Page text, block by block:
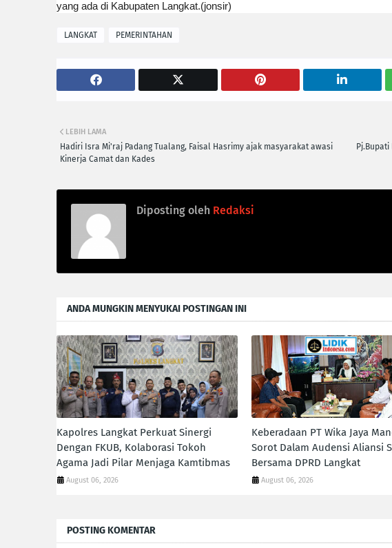
yang ada di Kabupaten Langkat.(jonsir)
LANGKAT PEMERINTAHAN
LEBIH LAMA
Hadiri Isra Mi'raj Padang Tualang, Faisal Hasrimy ajak masyarakat awasi
Kinerja Camat dan Kades
Diposting oleh Redaksi
ANDA MUNGKIN MENYUKAI POSTINGAN INI
Kapolres Langkat Perkuat Sinergi
Dengan FKUB, Kolaborasi Tokoh
Agama Jadi Pilar Menjaga Kamtibmas
August 06, 2026
Keberadaan PT Wika Jaya
Sorot Dalam Audensi Aliansi
Bersama DPRD Langkat
August 06, 2026
POSTING KOMENTAR